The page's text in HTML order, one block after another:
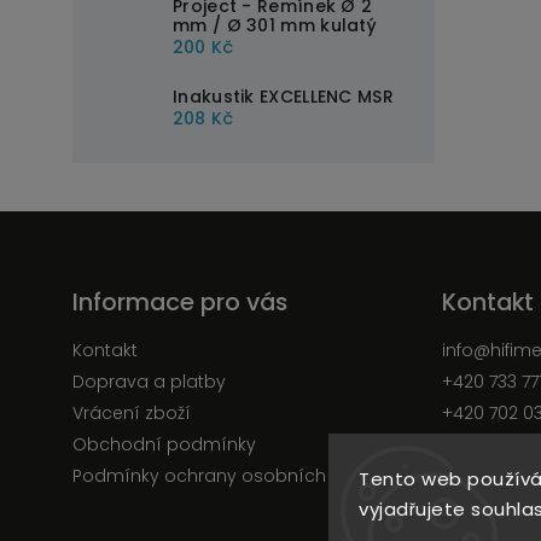
Tento web
vyjadřujete
Project - Řemínek Ø 2
mm / Ø 301 mm kulatý
200 Kč
Inakustik EXCELLENC MSR
208 Kč
Informace pro vás
Kontakt
Doprava a platby
Vrácení zboží
Obchodní podmínky
Podmínky ochrany osobních údajů
Kontakt
info@
+420 733
+420 702